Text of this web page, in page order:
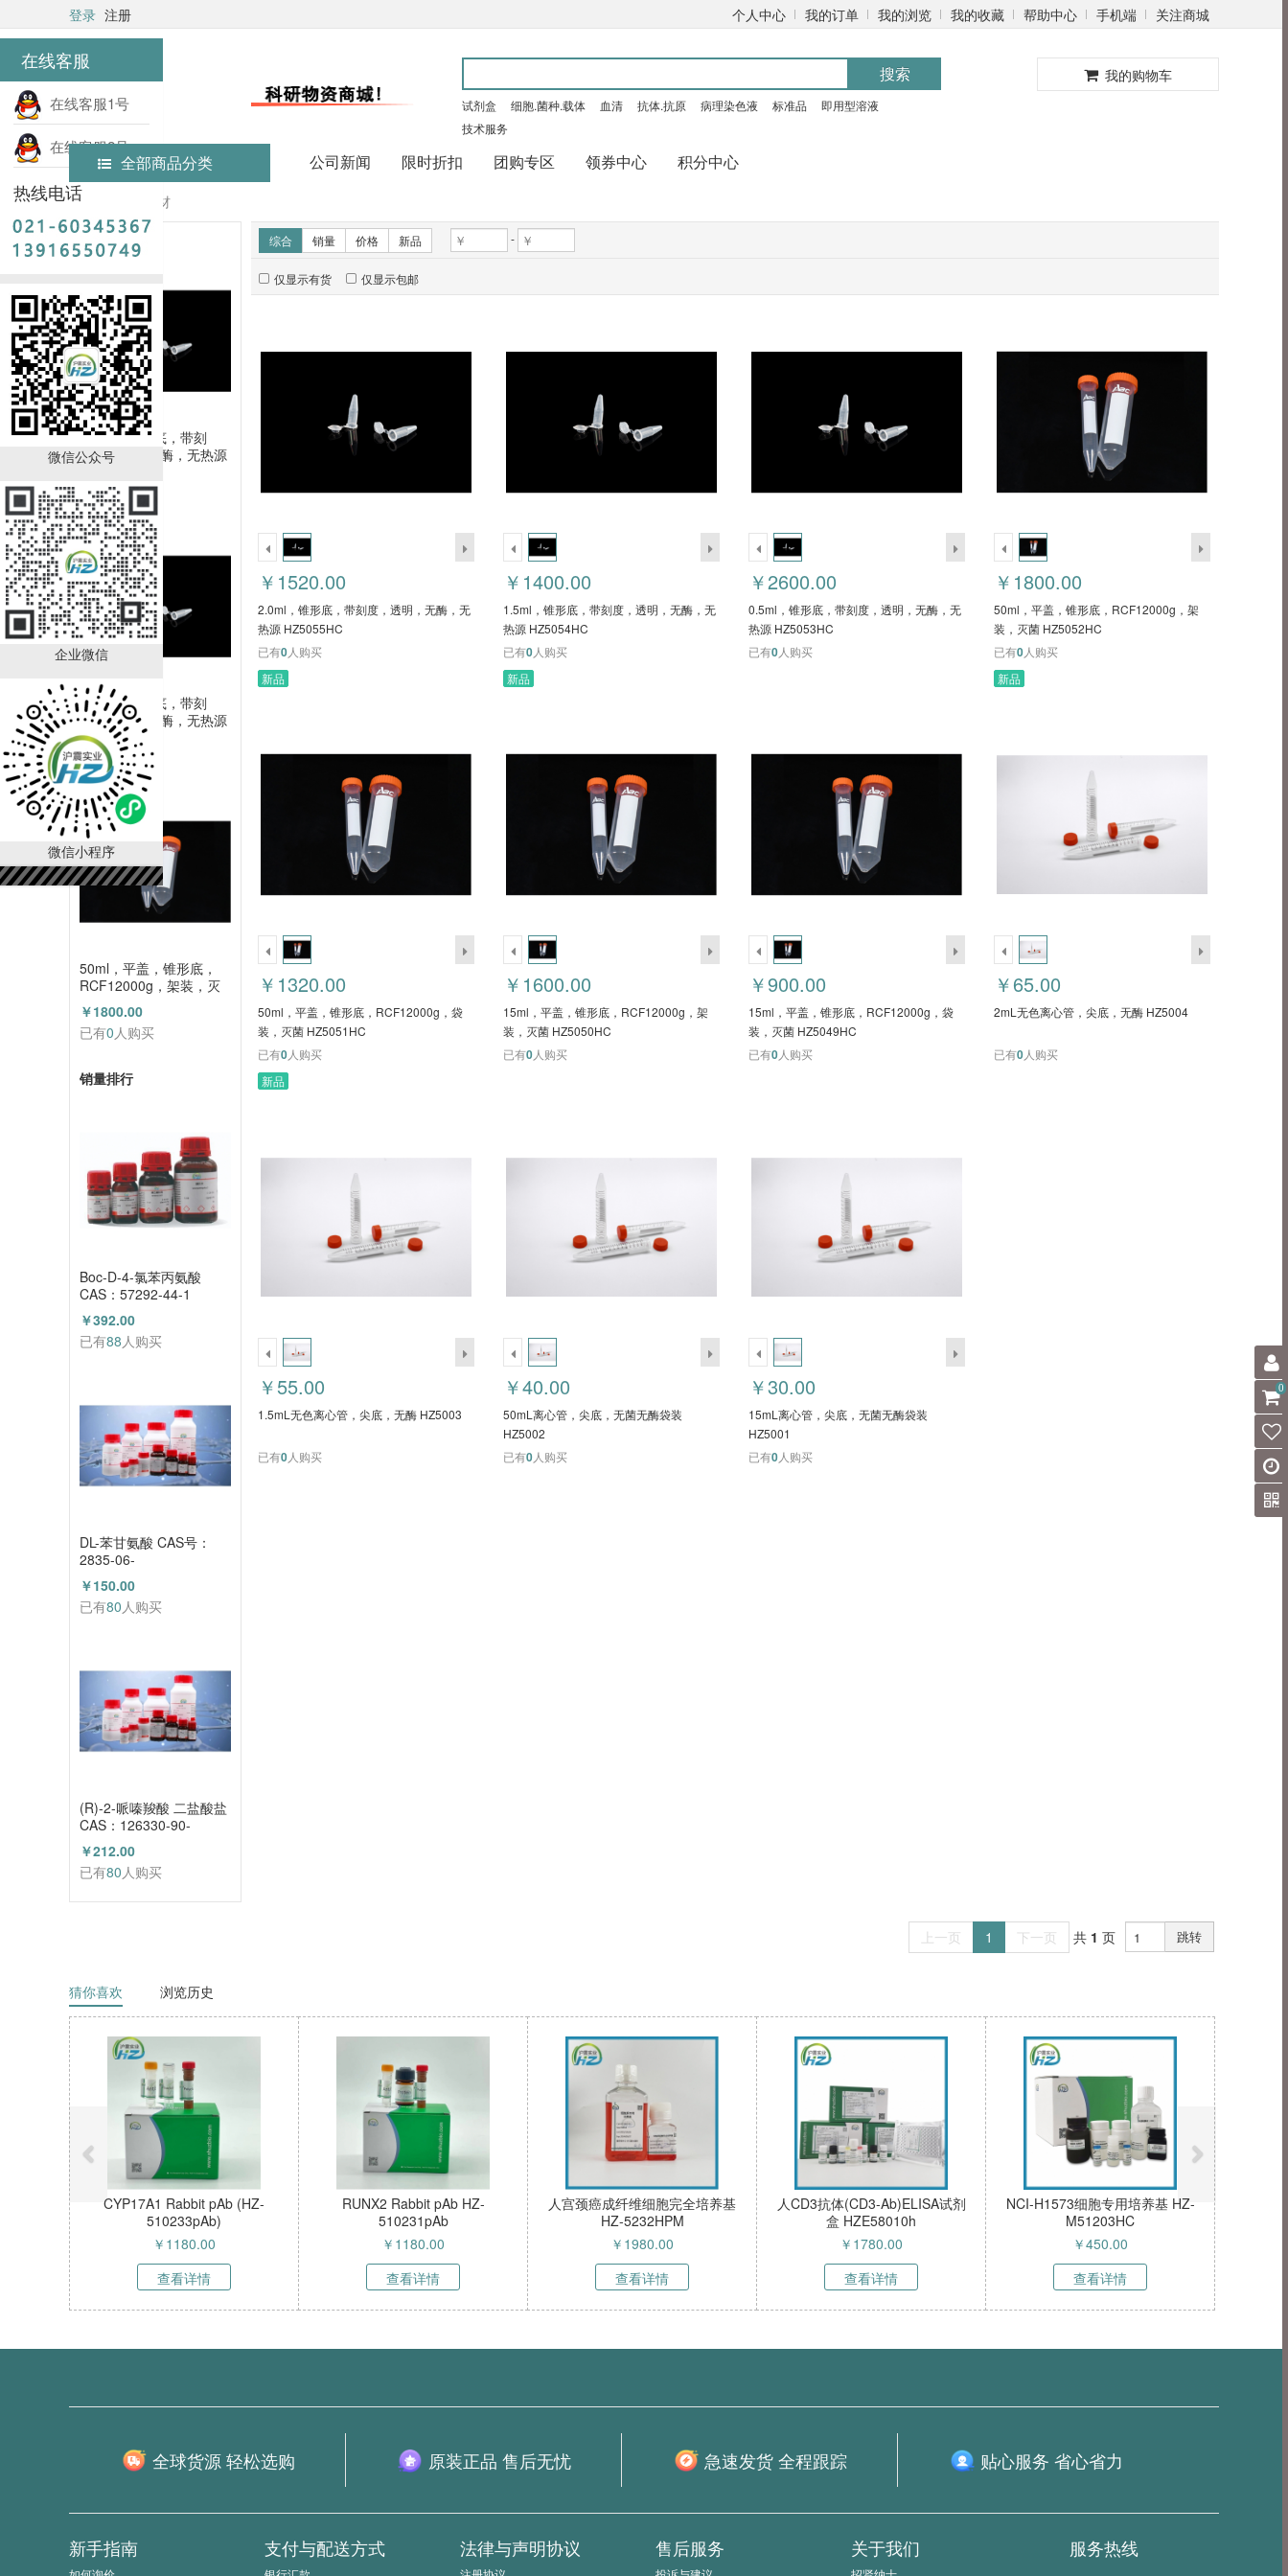
在线客服
在线客服1号
在线客服2号
热线电话
微信公众号
企业微信
微信小程序
登录 注册 个人中心 我的订单 我的浏览 我的收藏 帮助中心 手机端 关注商城
搜索
试剂盒 细胞.菌种.载体 血清 抗体.抗原 病理染色液 标准品
即用型溶液
技术服务
我的购物车
全部商品分类 公司新闻 限时折扣 团购专区 领券中心 积分中心
首页
实验耗材
新品推荐
2.0ml，锥形底，带刻
度，透明，无酶，无热源
已有0人购买
1.5ml，锥形底，带刻
度，透明，无酶，无热源
HZ5054HC
￥1400.00
已有0 人购买
50ml，平盖，锥形底，
RCF12000g，架装，灭
菌 HZ5052HC
￥1800.00
已有0人购买
销量排行
Boc-D-4-氯苯丙氨酸
CAS：57292-44-1
（HZ52015591）
￥392.00
已有88人购买
DL-苯甘氨酸 CAS号：
2835-06-
5（HZ52000788）
￥150.00
已有80人购买
(R)-2-哌嗪羧酸 二盐酸盐
CAS：126330-90-
3（HZ52003684）
￥212.00
已有80人购买
综合 销量 价格 新品 -
仅显示有货 仅显示包邮
￥1520.00
2.0ml，锥形底，带刻度，透明，无酶，无
热源 HZ5055HC
已有0人购买
新品
￥1400.00
1.5ml，锥形底，带刻度，透明，无酶，无
热源 HZ5054HC
已有0人购买
新品
￥2600.00
0.5ml，锥形底，带刻度，透明，无酶，无
热源 HZ5053HC
已有0人购买
￥1800.00
50ml，平盖，锥形底，RCF12000g，架
装，灭菌 HZ5052HC
已有0人购买
新品
￥1320.00
50ml，平盖，锥形底，RCF12000g，袋
装，灭菌 HZ5051HC
已有0人购买
新品
￥1600.00
15ml，平盖，锥形底，RCF12000g，架
装，灭菌 HZ5050HC
已有0人购买
￥900.00
15ml，平盖，锥形底，RCF12000g，袋
装，灭菌 HZ5049HC
已有0人购买
￥65.00
2mL无色离心管，尖底，无酶 HZ5004
已有0人购买
￥55.00
1.5mL无色离心管，尖底，无酶 HZ5003
已有0人购买
￥40.00
50mL离心管，尖底，无菌无酶袋装
HZ5002
已有0人购买
￥30.00
15mL离心管，尖底，无菌无酶袋装
HZ5001
已有0人购买
上一页 1 下一页 共 1 页 跳转
猜你喜欢 浏览历史
CYP17A1 Rabbit pAb (HZ-
510233pAb)
1180.00
查看详情
RUNX2 Rabbit pAb HZ-
510231pAb
1180.00
查看详情
人宫颈癌成纤维细胞完全培养基
HZ-5232HPM
1980.00
查看详情
人CD3抗体(CD3-Ab)ELISA试剂
盒 HZE58010h
1780.00
查看详情
NCI-H1573细胞专用培养基 HZ-
M51203HC
450.00
查看详情
MC-9细胞
全球货源 轻松选购 原装正品 售后无忧 急速发货 全程跟踪 贴心服务 省心省力
新手指南 支付与配送方式 法律与声明协议 售后服务 关于我们
服务热线
0